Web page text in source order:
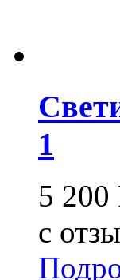
1
5 200
c